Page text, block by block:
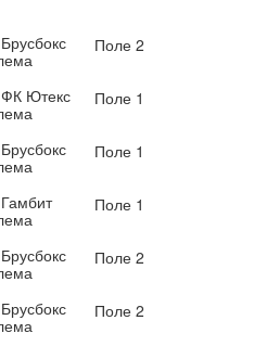
Брусбокс
Поле 2
ФК Ютекс
Поле 1
Брусбокс
Поле 1
Гамбит
Поле 1
Брусбокс
Поле 2
Брусбокс
Поле 2